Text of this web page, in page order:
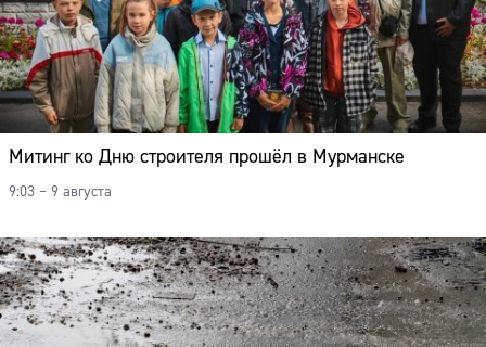
Митинг ко Дню строителя прошёл в Мурманске
9:03 – 9 августа
Адрес:
Телефон: